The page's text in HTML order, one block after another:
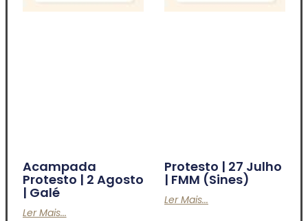
Acampada
Protesto | 2 Agosto
| Galé
Ler Mais...
Protesto | 27 Julho
| FMM (Sines)
Ler Mais...